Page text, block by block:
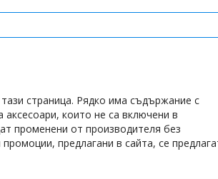
страница. Рядко има съдържание с
които не са включени в
променени от производителя без
предлагани в сайта, се